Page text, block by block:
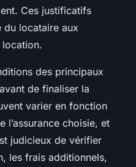
Ces justificatifs
du locataire aux
des principaux
de finaliser la
varier en fonction
l’assurance choisie, et
judicieux de vérifier
les frais additionnels,